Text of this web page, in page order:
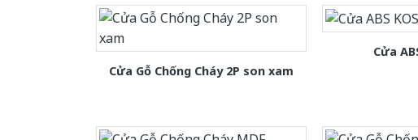
Cửa Gỗ Chống Cháy 2P son xam
Cửa